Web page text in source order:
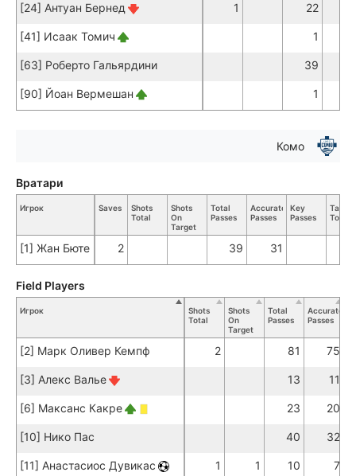
[24] Антуан Бернед 1 22
[41] Исаак Томич 1
[63] Роберто Гальярдини 39
[90] Йоан Вермешан 1
Комо
Игрок Saves
Shots
Total
Shots
On
Target
Total
Passes
Accurate
Passes
Key
Passes
Total
[1] Жан Бюте 2 39 31
Вратари
Игрок
Shots
Total
Shots
On
Target
Total
Passes
Accurate
Passes
[2] Марк Оливер Кемпф 2 81 75
[3] Алекс Валье 13 11
[6] Максанс Какре 23 20
[10] Нико Пас 40 32
[11] Анастасиос Дувикас 1 1 10 7
Field Players